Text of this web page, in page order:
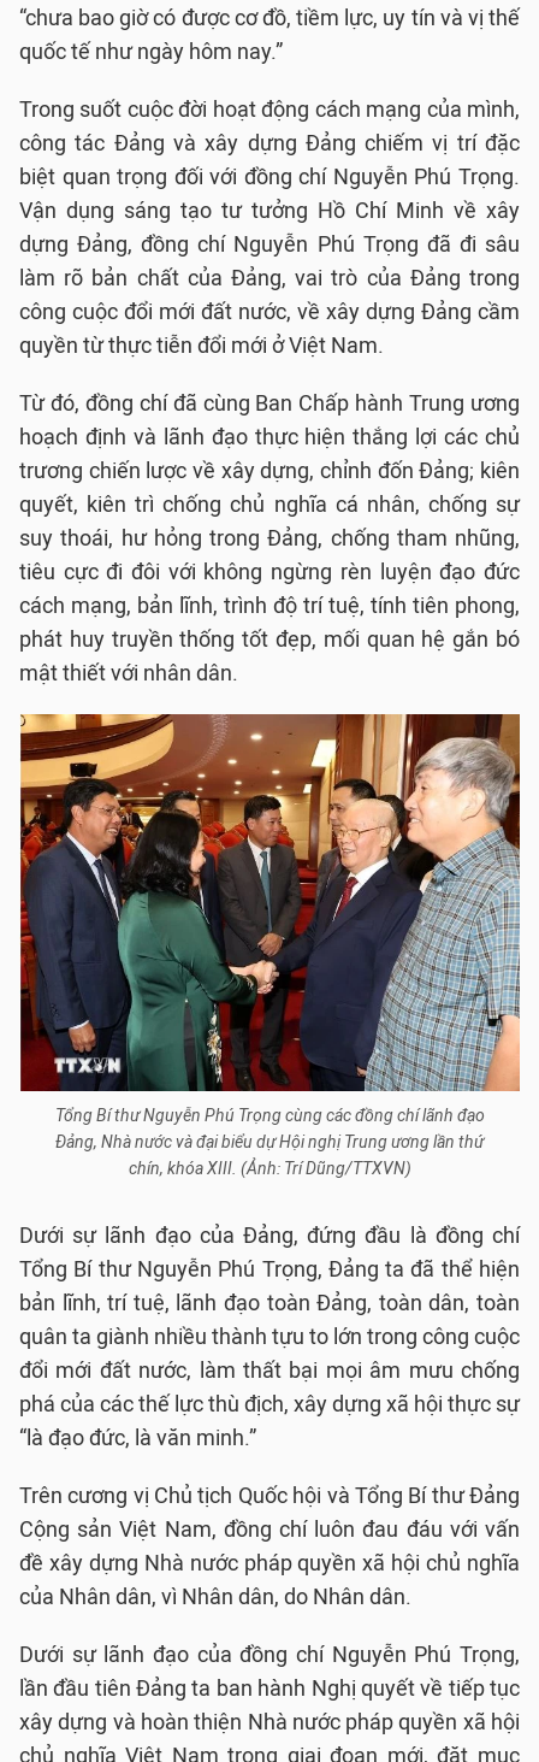
“chưa bao giờ có được cơ đồ, tiềm lực, uy tín và vị thế
quốc tế như ngày hôm nay.”
Trong suốt cuộc đời hoạt động cách mạng của mình,
công tác Đảng và xây dựng Đảng chiếm vị trí đặc
biệt quan trọng đối với đồng chí Nguyễn Phú Trọng.
Vận dụng sáng tạo tư tưởng Hồ Chí Minh về xây
dựng Đảng, đồng chí Nguyễn Phú Trọng đã đi sâu
làm rõ bản chất của Đảng, vai trò của Đảng trong
công cuộc đổi mới đất nước, về xây dựng Đảng cầm
quyền từ thực tiễn đổi mới ở Việt Nam.
Từ đó, đồng chí đã cùng Ban Chấp hành Trung ương
hoạch định và lãnh đạo thực hiện thắng lợi các chủ
trương chiến lược về xây dựng, chỉnh đốn Đảng; kiên
quyết, kiên trì chống chủ nghĩa cá nhân, chống sự
suy thoái, hư hỏng trong Đảng, chống tham nhũng,
tiêu cực đi đôi với không ngừng rèn luyện đạo đức
cách mạng, bản lĩnh, trình độ trí tuệ, tính tiên phong,
phát huy truyền thống tốt đẹp, mối quan hệ gắn bó
mật thiết với nhân dân.
Tổng Bí thư Nguyễn Phú Trọng cùng các đồng chí lãnh đạo
Đảng, Nhà nước và đại biểu dự Hội nghị Trung ương lần thứ
chín, khóa XIII. (Ảnh: Trí Dũng/TTXVN)
Dưới sự lãnh đạo của Đảng, đứng đầu là đồng chí
Tổng Bí thư Nguyễn Phú Trọng, Đảng ta đã thể hiện
bản lĩnh, trí tuệ, lãnh đạo toàn Đảng, toàn dân, toàn
quân ta giành nhiều thành tựu to lớn trong công cuộc
đổi mới đất nước, làm thất bại mọi âm mưu chống
phá của các thế lực thù địch, xây dựng xã hội thực sự
“là đạo đức, là văn minh.”
Trên cương vị Chủ tịch Quốc hội và Tổng Bí thư Đảng
Cộng sản Việt Nam, đồng chí luôn đau đáu với vấn
đề xây dựng Nhà nước pháp quyền xã hội chủ nghĩa
của Nhân dân, vì Nhân dân, do Nhân dân.
Dưới sự lãnh đạo của đồng chí Nguyễn Phú Trọng,
lần đầu tiên Đảng ta ban hành Nghị quyết về tiếp tục
xây dựng và hoàn thiện Nhà nước pháp quyền xã hội
chủ nghĩa Việt Nam trong giai đoạn mới, đặt mục